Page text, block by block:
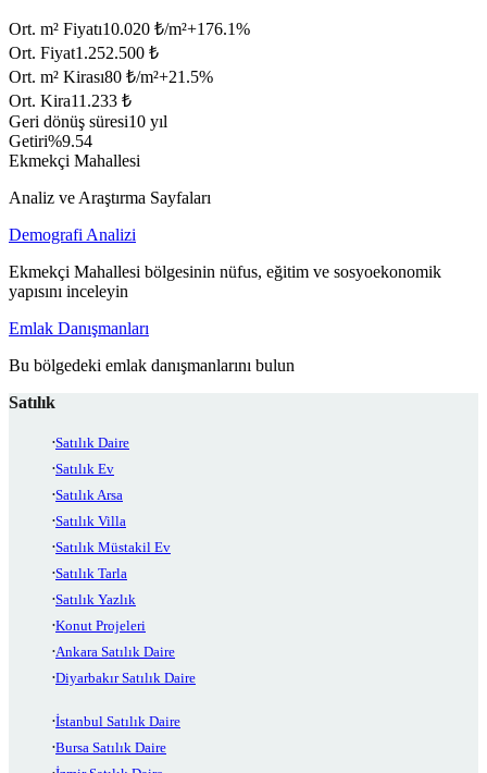
Ort. m² Fiyatı10.020 ₺/m²+176.1%
Ort. Fiyat1.252.500 ₺
Ort. m² Kirası80 ₺/m²+21.5%
Ort. Kira11.233 ₺
Geri dönüş süresi10 yıl
Getiri%9.54
Ekmekçi Mahallesi
Analiz ve Araştırma Sayfaları
Demografi Analizi
Ekmekçi Mahallesi bölgesinin nüfus, eğitim ve sosyoekonomik
yapısını inceleyin
Emlak Danışmanları
Bu bölgedeki emlak danışmanlarını bulun
Satılık
Satılık Daire
Satılık Ev
Satılık Arsa
Satılık Villa
Satılık Müstakil Ev
Satılık Tarla
Satılık Yazlık
Konut Projeleri
Ankara Satılık Daire
Diyarbakır Satılık Daire
İstanbul Satılık Daire
Bursa Satılık Daire